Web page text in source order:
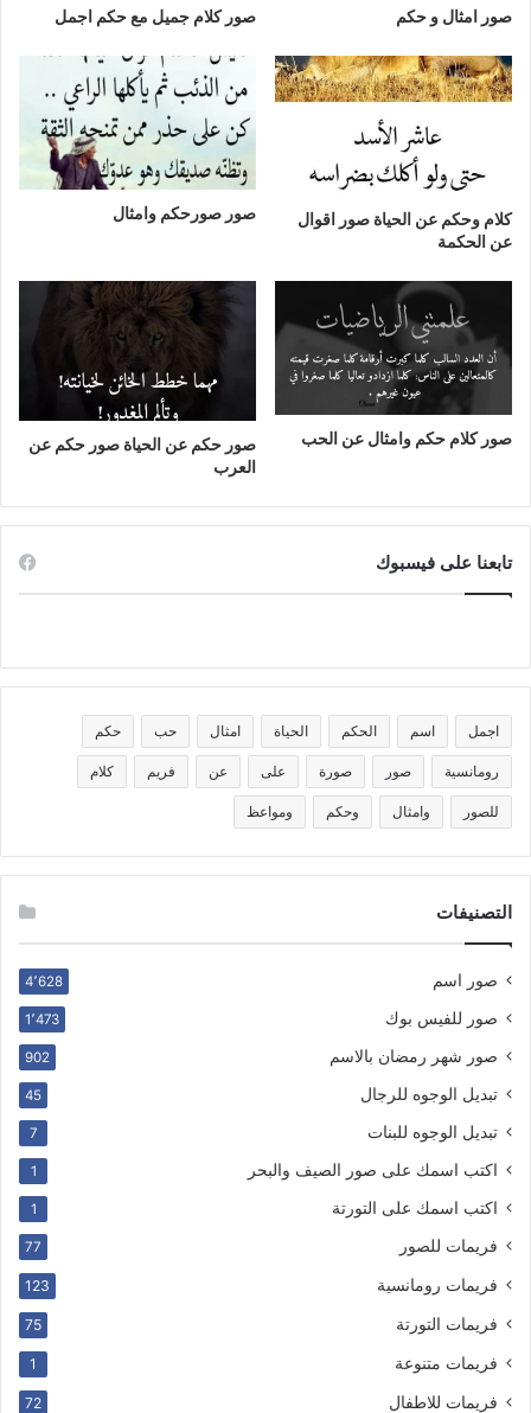
صور امثال و حكم صور كلام جميل مع حكم اجمل
كلام وحكم عن الحياة صور اقوال
عن الحكمة
صور صورحكم وامثال
صور كلام حكم وامثال عن الحب
صور حكم عن الحياة صور حكم عن
العرب
تابعنا على فيسبوك
اجمل اسم الحكم الحياة امثال حب حكم
رومانسية صور صورة على عن فريم كلام
للصور وامثال وحكم ومواعظ
التصنيفات
صور اسم 4٬628
صور للفيس بوك 1٬473
صور شهر رمضان بالاسم 902
تبديل الوجوه للرجال 45
تبديل الوجوه للبنات 7
اكتب اسمك على صور الصيف والبحر 1
اكتب اسمك على التورتة 1
فريمات للصور 77
فريمات رومانسية 123
فريمات التورتة 75
فريمات متنوعة 1
فريمات للاطفال 72